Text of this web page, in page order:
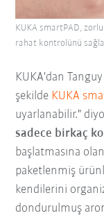
KUKA'dan
şekilde KUKA
uyarlanabilir."
sadece birkaç
başlatmasına
paketlenmiş
kendilerini
dondurulmuş
KUKA smartPAD,
rahat kontrolünü